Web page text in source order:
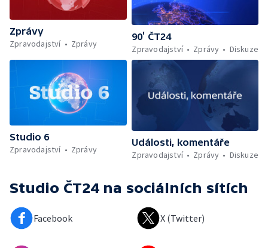
Zprávy
Zpravodajství
Zprávy
90’ ČT24
Zpravodajství
Zprávy Diskuze
Studio 6
Zpravodajství
Zprávy
Události, komentáře
Zpravodajství
Zprávy Diskuze
Studio ČT24 na sociálních sítích
Facebook X (Twitter)